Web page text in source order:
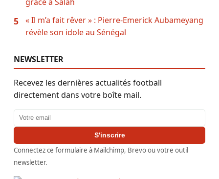
5
« Il m’a fait rêver » : Pierre-Emerick Aubameyang
révèle son idole au Sénégal
NEWSLETTER
Recevez les dernières actualités football
directement dans votre boîte mail.
Adresse email
S'inscrire
Connectez ce formulaire à Mailchimp, Brevo ou votre outil
newsletter.